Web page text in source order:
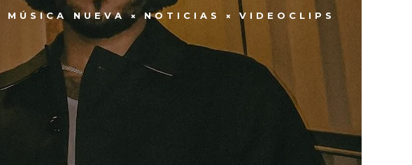
MÚSICA NUEVA NOTICIAS VIDEOCLIPS